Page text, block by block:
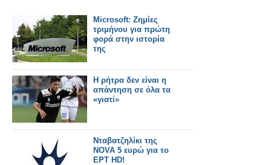
Microsoft: Ζημίες
τριμήνου για πρώτη
φορά στην ιστορία
της
Η ρήτρα δεν είναι η
απάντηση σε όλα τα
«γιατί»
Νταβατζηλίκι της
NOVA 5 ευρώ για το
ΕΡΤ HD!